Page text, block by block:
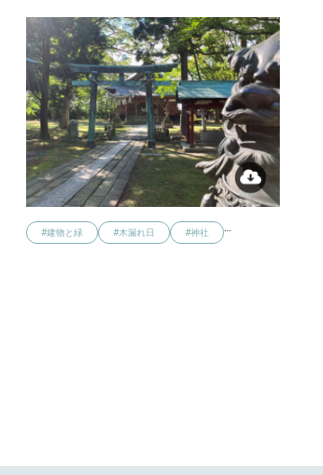
#建物と緑 #木漏れ日 #神社 …